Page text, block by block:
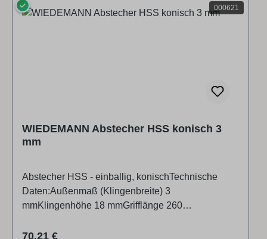
000621
✓
WIEDEMANN Abstecher HSS konisch 3
mm
Abstecher HSS - einballig, konischTechnische
Daten:Außenmaß (Klingenbreite) 3
mmKlingenhöhe 18 mmGrifflänge 260
ungefähre Werte.
Regulärer Preis:
70,21 €